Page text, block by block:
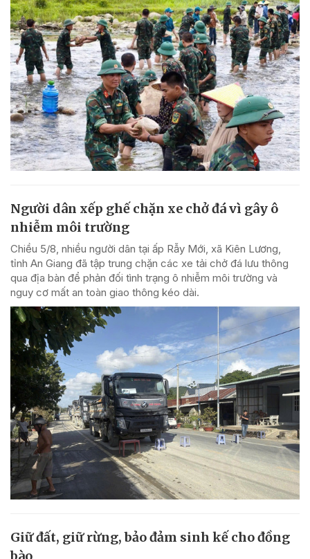
Người dân xếp ghế chặn xe chở đá vì gây ô
nhiễm môi trường
Chiều 5/8, nhiều người dân tại ấp Rẫy Mới, xã Kiên Lương,
tỉnh An Giang đã tập trung chặn các xe tải chở đá lưu thông
qua địa bàn để phản đối tình trạng ô nhiễm môi trường và
nguy cơ mất an toàn giao thông kéo dài.
Giữ đất, giữ rừng, bảo đảm sinh kế cho đồng
bào